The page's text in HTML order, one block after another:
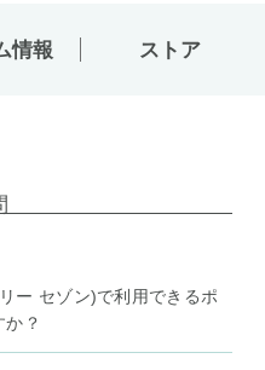
情報 ストア
ー セゾン)で利用できるポ
か？